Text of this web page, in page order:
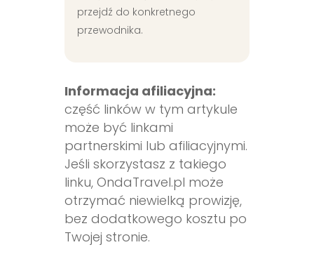
przejdź do konkretnego
przewodnika.
Informacja afiliacyjna:
część linków w tym artykule
może być linkami
partnerskimi lub afiliacyjnymi.
Jeśli skorzystasz z takiego
linku, OndaTravel.pl może
otrzymać niewielką prowizję,
bez dodatkowego kosztu po
Twojej stronie.